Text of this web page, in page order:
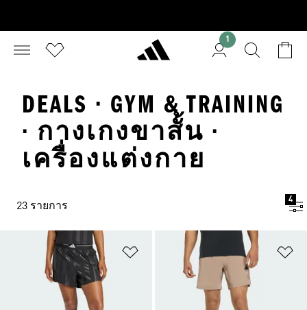
1
DEALS · GYM & TRAINING
· กางเกงขาสั้น ·
เครื่องแต่งกาย
23 รายการ
4
เพิ่มไปยังรายการสินค้าโปรด